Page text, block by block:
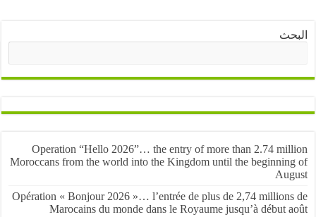
Operation “Hello 2026”… the entry of more than 2.74
Moroccans from the world into the Kingdom until the
Opération « Bonjour 2026 »… l’entrée de plus de 2,74
Marocains du monde dans le Royaume jusqu’à début